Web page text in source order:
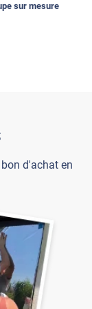
sur mesure
d'achat en